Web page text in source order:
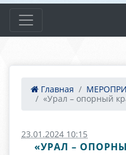
Главная
«Урал – опорный
23.01.2024 10:15
«УРАЛ –